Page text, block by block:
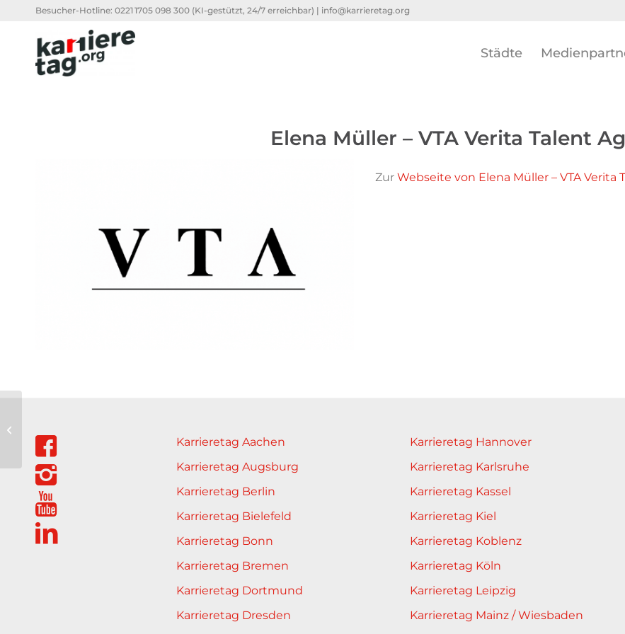
Besucher-Hotline: 0221 1705 098 300 (KI-gestützt, 24/7 erreichbar) | info@karrieretag.org
Städte
Elena Müller – VTA Verita Talent
Zur Webseite von Elena Müller – VTA Verita
Karrieretag Aachen
Karrieretag Augsburg
Karrieretag Berlin
Karrieretag Bielefeld
Karrieretag Bonn
Karrieretag Bremen
Karrieretag Dortmund
Karrieretag Dresden
Karrieretag Hannover
Karrieretag Karlsruhe
Karrieretag Kassel
Karrieretag Kiel
Karrieretag Koblenz
Karrieretag Köln
Karrieretag Leipzig
Karrieretag Mainz / Wiesbaden
Kompetenzzentrum